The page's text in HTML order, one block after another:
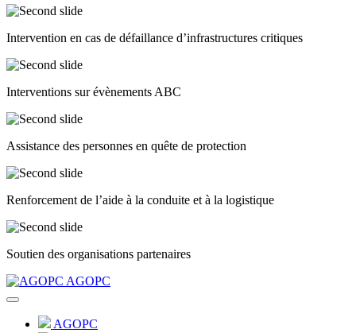
Intervention en cas de défaillance d’infrastructures critiques
Interventions sur évènements ABC
Assistance des personnes en quête de protection
Renforcement de l’aide à la conduite et à la logistique
Soutien des organisations partenaires
Précédent
Suivant AGOPC
AGOPC